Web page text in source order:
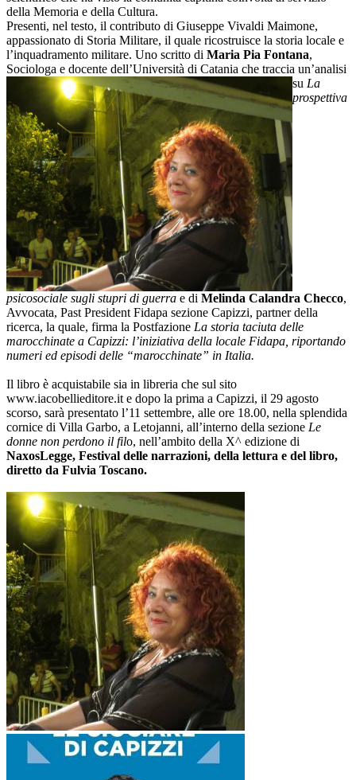
della Memoria e della Cultura.
Presenti, nel testo, il contributo di Giuseppe Vivaldi Maimone,
appassionato di Storia Militare, il quale ricostruisce la storia locale e
l’inquadramento militare. Uno scritto di Maria Pia Fontana,
Sociologa e docente dell’Università di Catania che traccia un’analisi
su La
prospettiva
psicosociale sugli stupri di guerra e di Melinda Calandra Checco,
Avvocata, Past President Fidapa sezione Capizzi, partner della
ricerca, la quale, firma la Postfazione La storia taciuta delle
marocchinate a Capizzi: l’iniziativa della locale Fidapa, riportando
numeri ed episodi delle “marocchinate” in Italia.
Il libro è acquistabile sia in libreria che sul sito
www.iacobellieditore.it e dopo la prima a Capizzi, il 29 agosto
scorso, sarà presentato l’11 settembre, alle ore 18.00, nella splendida
cornice di Villa Garbo, a Letojanni, all’interno della sezione Le
donne non perdono il filo, nell’ambito della X^ edizione di
NaxosLegge, Festival delle narrazioni, della lettura e del libro,
diretto da Fulvia Toscano.